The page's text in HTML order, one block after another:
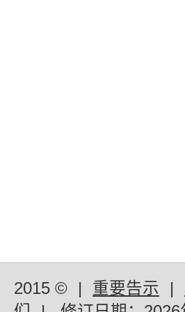
2015 © | 重要告示 |